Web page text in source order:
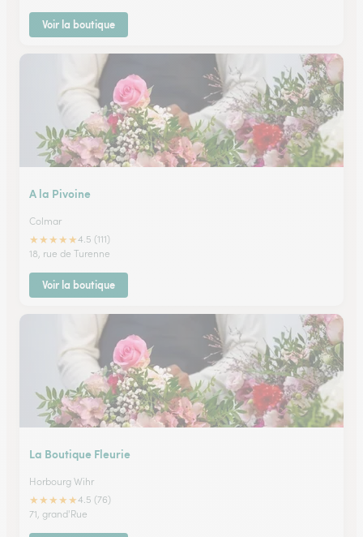
Voir la boutique
A la Pivoine
Colmar
★★★★★4.5 (111)
18, rue de Turenne
Voir la boutique
La Boutique Fleurie
Horbourg Wihr
★★★★★4.5 (76)
71, grand'Rue